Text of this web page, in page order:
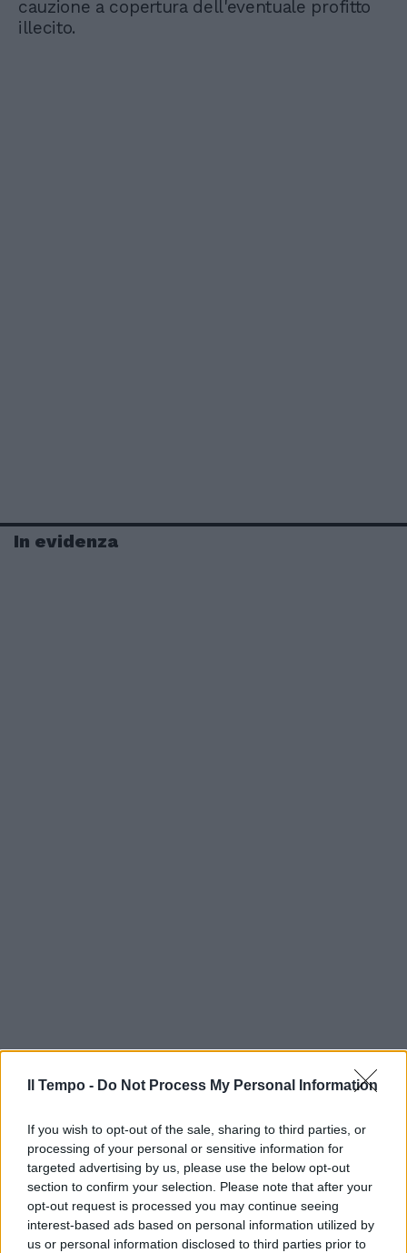
Il Tempo - Do Not Process My Personal Information
If you wish to opt-out of the sale, sharing to third parties, or
processing of your personal or sensitive information for
targeted advertising by us, please use the below opt-out
section to confirm your selection. Please note that after your
opt-out request is processed you may continue seeing
interest-based ads based on personal information utilized by
us or personal information disclosed to third parties prior to
cauzione a copertura dell'eventuale profitto
illecito.
In evidenza